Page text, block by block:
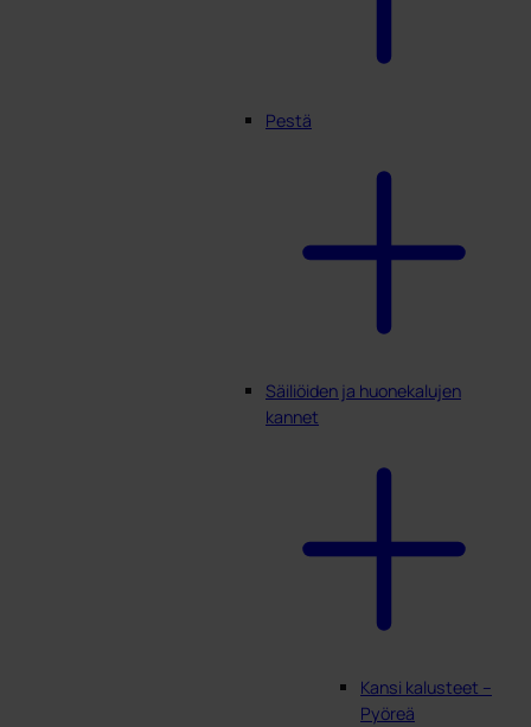
Pestä
Säiliöiden ja huonekalujen
kannet
Kansi kalusteet –
Pyöreä